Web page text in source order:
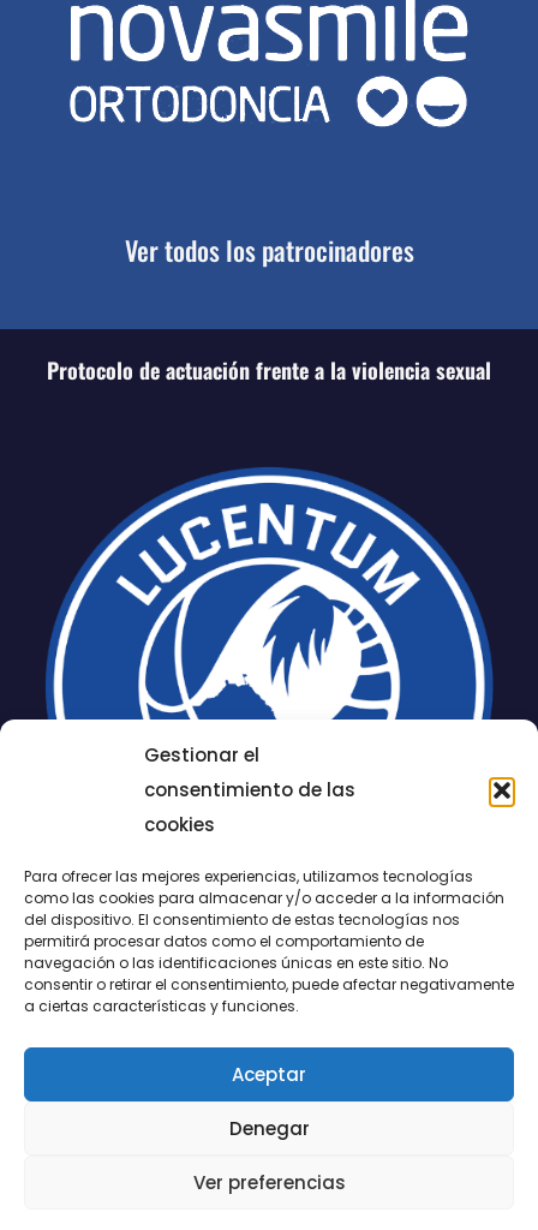
Gestionar el
consentimiento de las
cookies
Para ofrecer las mejores experiencias, utilizamos tecnologías
como las cookies para almacenar y/o acceder a la información
del dispositivo. El consentimiento de estas tecnologías nos
permitirá procesar datos como el comportamiento de
navegación o las identificaciones únicas en este sitio. No
consentir o retirar el consentimiento, puede afectar negativamente
a ciertas características y funciones.
Aceptar
Denegar
Ver preferencias
Ver todos los patrocinadores
Protocolo de actuación frente a la violencia sexual
LUCENTUM
ALICANTE
CONTACTO
@FundaciónLucentum página oficial